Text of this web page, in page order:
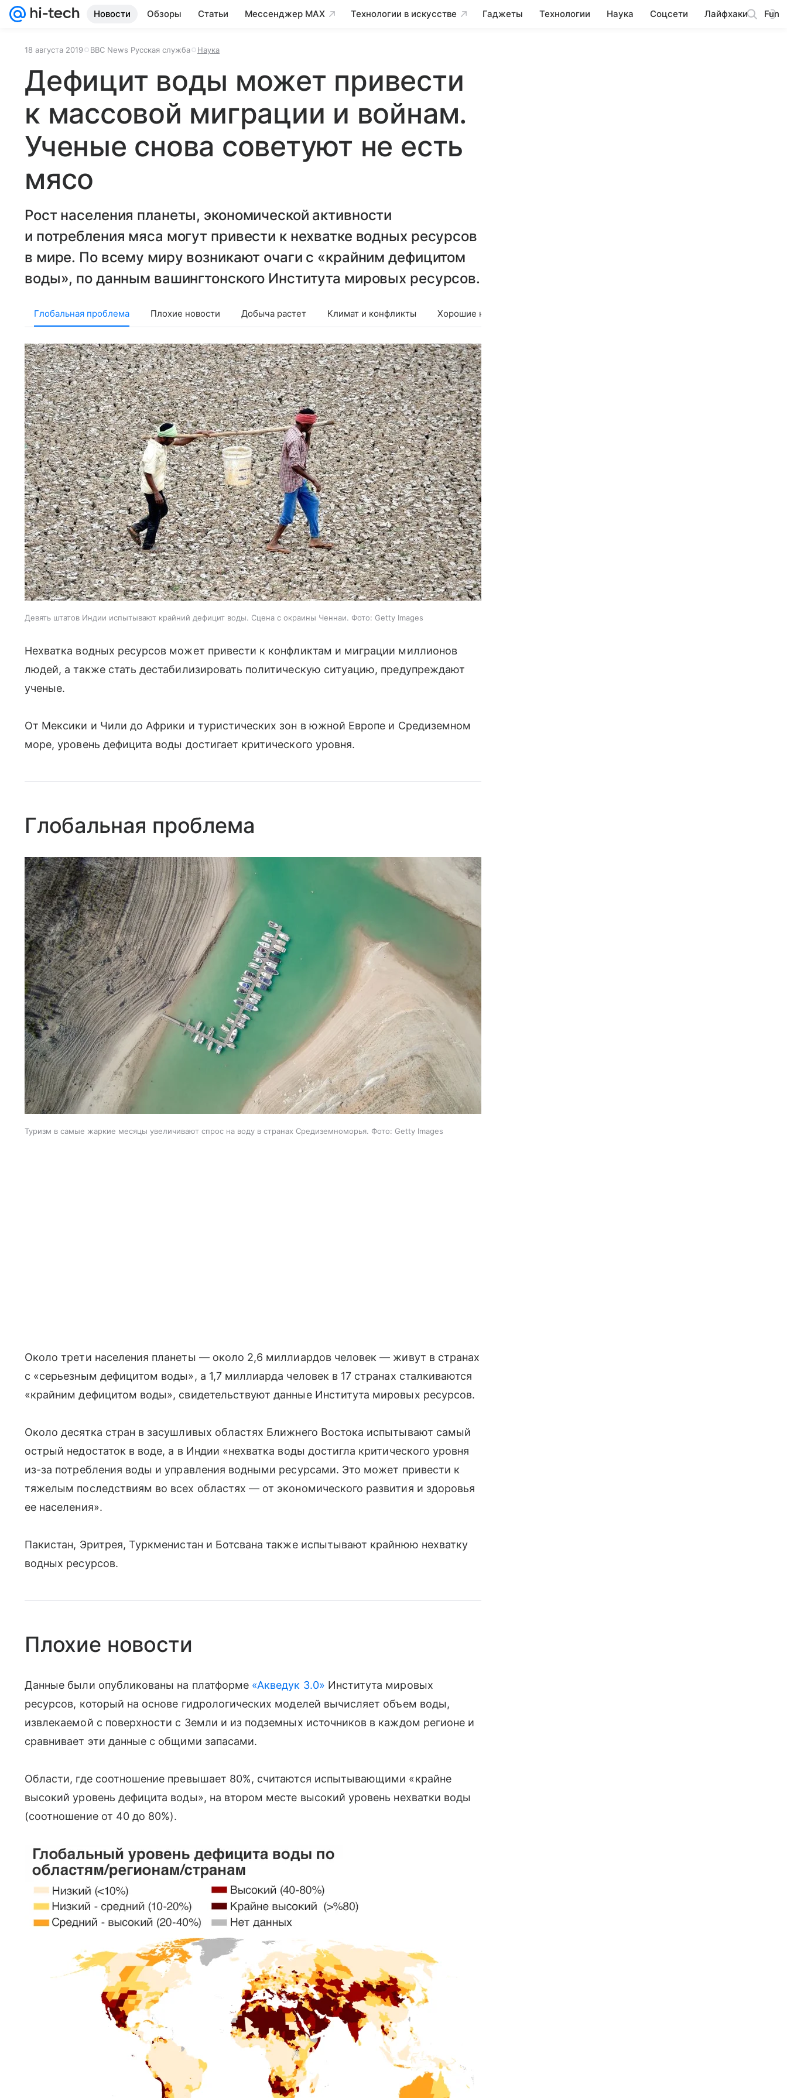
Новости Обзоры Статьи Мессенджер MAX Технологии в искусстве Гаджеты Технологии Наука Соцсети Лайфхаки Fun
18 августа 2019 BBC News Русская служба Наука
Дефицит воды может привести
к массовой миграции и войнам.
Ученые снова советуют не есть
мясо
Рост населения планеты, экономической активности
и потребления мяса могут привести к нехватке водных ресурсов
в мире. По всему миру возникают очаги с «крайним дефицитом
воды», по данным вашингтонского Института мировых ресурсов.
Глобальная проблема Плохие новости Добыча растет Климат и конфликты Хорошие новости
Девять штатов Индии испытывают крайний дефицит воды. Сцена с окраины Ченнаи. Фото: Getty Images
Нехватка водных ресурсов может привести к конфликтам и миграции миллионов
людей, а также стать дестабилизировать политическую ситуацию, предупреждают
ученые.
От Мексики и Чили до Африки и туристических зон в южной Европе и Средиземном
море, уровень дефицита воды достигает критического уровня.
Глобальная проблема
Туризм в самые жаркие месяцы увеличивают спрос на воду в странах Средиземноморья. Фото: Getty Images
Около трети населения планеты — около 2,6 миллиардов человек — живут в странах
с «серьезным дефицитом воды», а 1,7 миллиарда человек в 17 странах сталкиваются
«крайним дефицитом воды», свидетельствуют данные Института мировых ресурсов.
Около десятка стран в засушливых областях Ближнего Востока испытывают самый
острый недостаток в воде, а в Индии «нехватка воды достигла критического уровня
из-за потребления воды и управления водными ресурсами. Это может привести к
тяжелым последствиям во всех областях — от экономического развития и здоровья
ее населения».
Пакистан, Эритрея, Туркменистан и Ботсвана также испытывают крайнюю нехватку
водных ресурсов.
Плохие новости
Данные были опубликованы на платформе «Акведук 3.0» Института мировых
ресурсов, который на основе гидрологических моделей вычисляет объем воды,
извлекаемой с поверхности с Земли и из подземных источников в каждом регионе и
сравнивает эти данные с общими запасами.
Области, где соотношение превышает 80%, считаются испытывающими «крайне
высокий уровень дефицита воды», на втором месте высокий уровень нехватки воды
(соотношение от 40 до 80%).